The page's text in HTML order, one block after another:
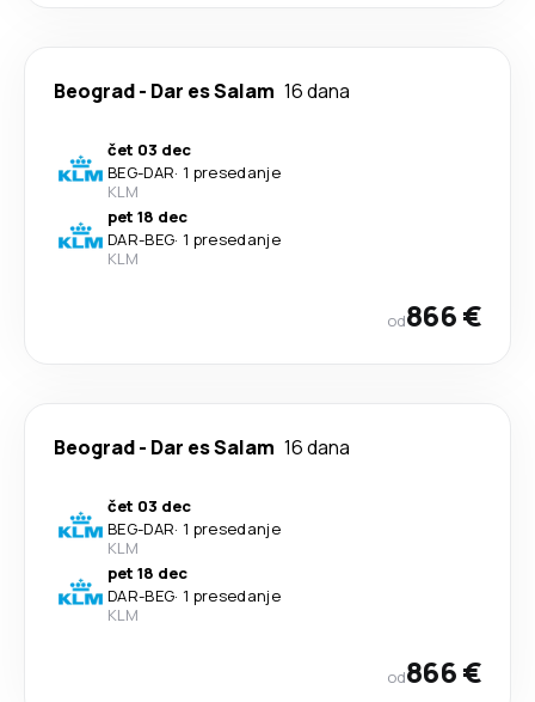
Beograd- Dar es Salam 16 dana
čet 03 dec
BEG-DAR· 1 presedanje
KLM
pet 18 dec
DAR-BEG· 1 presedanje
KLM
od866 €
Beograd- Dar es Salam 16 dana
čet 03 dec
BEG-DAR· 1 presedanje
KLM
pet 18 dec
DAR-BEG· 1 presedanje
KLM
od866 €